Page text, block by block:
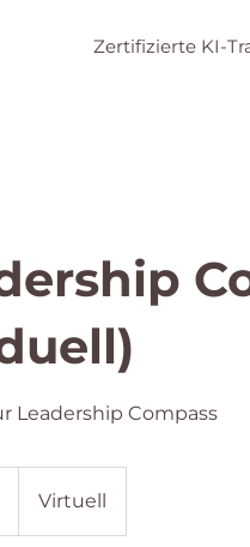
Zertifizierte KI-
Leadership Compass
Virtuell